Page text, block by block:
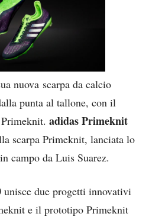
nuova scarpa da calcio
punta al tallone, con il
adidas Primeknit
scarpa Primeknit, lanciata lo
campo da Luis Suarez.
unisce due progetti innovativi
e il prototipo Primeknit